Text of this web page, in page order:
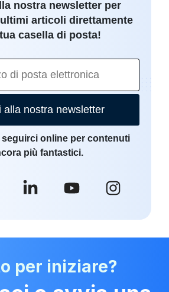
nostra newsletter per
articoli direttamente
casella di posta!
alla nostra newsletter
online per contenuti
più fantastici.
per iniziare?